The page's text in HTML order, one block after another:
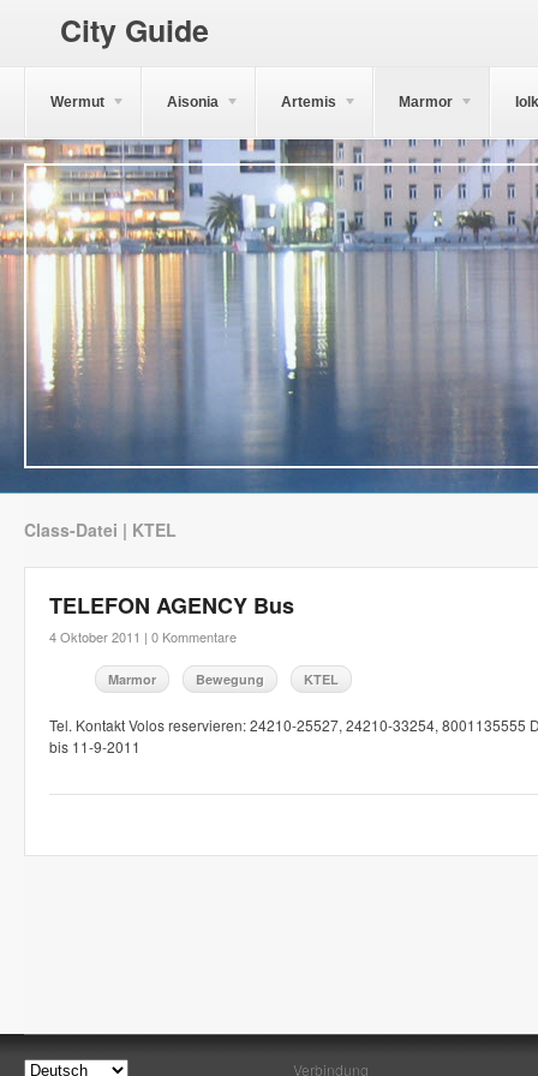
City Guide
Wermut Aisonia Artemis Marmor
Class-Datei | KTEL
TELEFON AGENCY Bus
4 Oktober 2011 | 0 Kommentare
Marmor Bewegung KTEL
Tel. Kontakt Volos reservieren: 24210-25527, 24210-33254, 8001135555
bis 11-9-2011
Verbindung